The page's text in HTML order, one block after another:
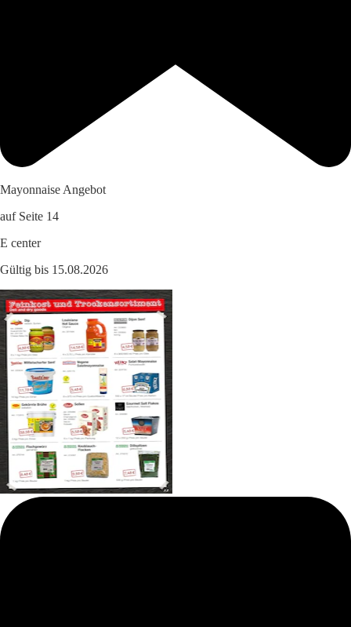
Mayonnaise Angebot
auf Seite 14
E center
Gültig bis 15.08.2026